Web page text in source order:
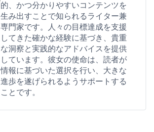
的、かつ分かりやすいコンテンツを
生み出すことで知られるライター兼
専門家です。人々の目標達成を支援
してきた確かな経験に基づき、貴重
な洞察と実践的なアドバイスを提供
しています。彼女の使命は、読者が
情報に基づいた選択を行い、大きな
進歩を遂げられるようサポートする
ことです。